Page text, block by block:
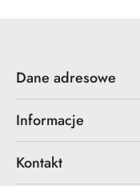
Dane adresowe
Informacje
Kontakt